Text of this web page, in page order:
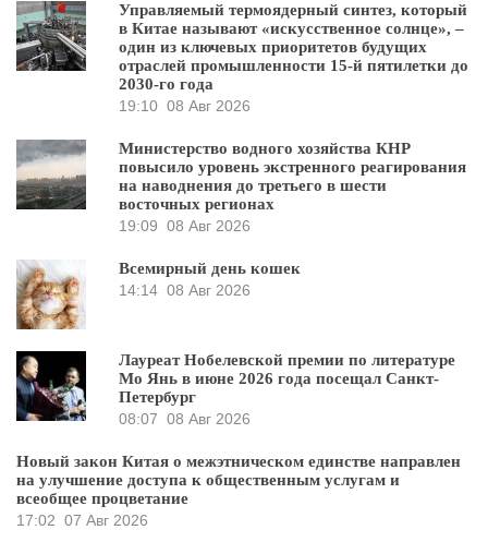
Управляемый термоядерный синтез, который
в Китае называют «искусственное солнце», –
один из ключевых приоритетов будущих
отраслей промышленности 15-й пятилетки до
2030-го года
19:10 08 Авг 2026
Министерство водного хозяйства КНР
повысило уровень экстренного реагирования
на наводнения до третьего в шести
восточных регионах
19:09 08 Авг 2026
Всемирный день кошек
14:14 08 Авг 2026
Лауреат Нобелевской премии по литературе
Мо Янь в июне 2026 года посещал Санкт-
Петербург
08:07 08 Авг 2026
Новый закон Китая о межэтническом единстве направлен
на улучшение доступа к общественным услугам и
всеобщее процветание
17:02 07 Авг 2026